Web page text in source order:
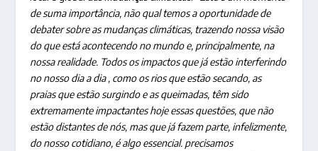
de suma importância, não qual temos a oportunidade de
debater sobre as mudanças climáticas, trazendo nossa visão
do que está acontecendo no mundo e, principalmente, na
nossa realidade. Todos os impactos que já estão interferindo
no nosso dia a dia , como os rios que estão secando, as
praias que estão surgindo e as queimadas, têm sido
extremamente impactantes hoje essas questões, que não
estão distantes de nós, mas que já fazem parte, infelizmente,
do nosso cotidiano, é algo essencial. precisamos